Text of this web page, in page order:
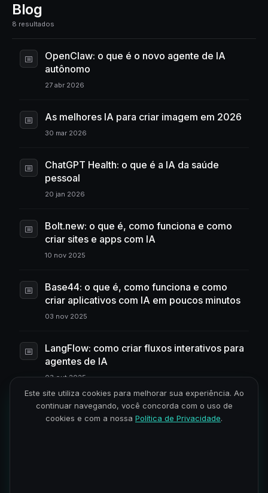
Blog
8 resultados
OpenClaw: o que é o novo agente de IA
autônomo
27 abr 2026
As melhores IA para criar imagem em 2026
30 mar 2026
ChatGPT Health: o que é a IA da saúde
pessoal
20 jan 2026
Bolt.new: o que é, como funciona e como
criar sites e apps com IA
10 nov 2025
Base44: o que é, como funciona e como
criar aplicativos com IA em poucos minutos
03 nov 2025
LangFlow: como criar fluxos interativos para
agentes de IA
03 out 2025
Tendências e inovações em inteligência
artificial: panorama 2025
Este site utiliza cookies para melhorar sua experiência. Ao
continuar navegando, você concorda com o uso de
cookies e com a nossa Política de Privacidade.